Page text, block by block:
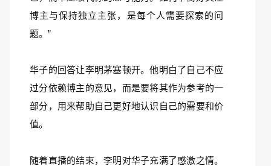
博主与保持独立主张，是每个人需要探索的问
题。”
华子的回答让李明茅塞顿开。他明白了自己不应
过分依赖博主的意见，而是要将其作为参考的一
部分，用来帮助自己更好地认识自己的需要和价
值。
随着直播的结束，李明对华子充满了感激之情。